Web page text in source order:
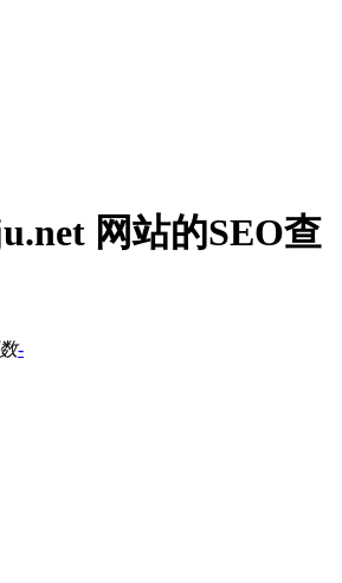
网站的SEO查
-